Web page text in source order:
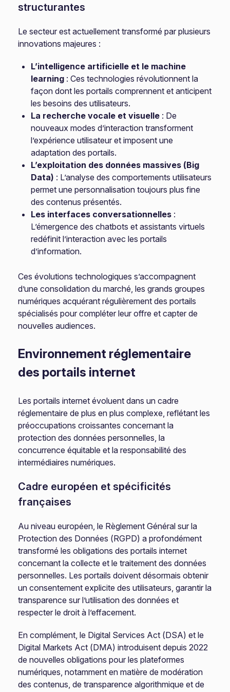
structurantes
Le secteur est actuellement transformé par plusieurs
innovations majeures :
L’intelligence artificielle et le machine
learning : Ces technologies révolutionnent la
façon dont les portails comprennent et anticipent
les besoins des utilisateurs.
La recherche vocale et visuelle : De
nouveaux modes d’interaction transforment
l’expérience utilisateur et imposent une
adaptation des portails.
L’exploitation des données massives (Big
Data) : L’analyse des comportements utilisateurs
permet une personnalisation toujours plus fine
des contenus présentés.
Les interfaces conversationnelles :
L’émergence des chatbots et assistants virtuels
redéfinit l’interaction avec les portails
d’information.
Ces évolutions technologiques s’accompagnent
d’une consolidation du marché, les grands groupes
numériques acquérant régulièrement des portails
spécialisés pour compléter leur offre et capter de
nouvelles audiences.
Environnement réglementaire
des portails internet
Les portails internet évoluent dans un cadre
réglementaire de plus en plus complexe, reflétant les
préoccupations croissantes concernant la
protection des données personnelles, la
concurrence équitable et la responsabilité des
intermédiaires numériques.
Cadre européen et spécificités
françaises
Au niveau européen, le Règlement Général sur la
Protection des Données (RGPD) a profondément
transformé les obligations des portails internet
concernant la collecte et le traitement des données
personnelles. Les portails doivent désormais obtenir
un consentement explicite des utilisateurs, garantir la
transparence sur l’utilisation des données et
respecter le droit à l’effacement.
En complément, le Digital Services Act (DSA) et le
Digital Markets Act (DMA) introduisent depuis 2022
de nouvelles obligations pour les plateformes
numériques, notamment en matière de modération
des contenus, de transparence algorithmique et de